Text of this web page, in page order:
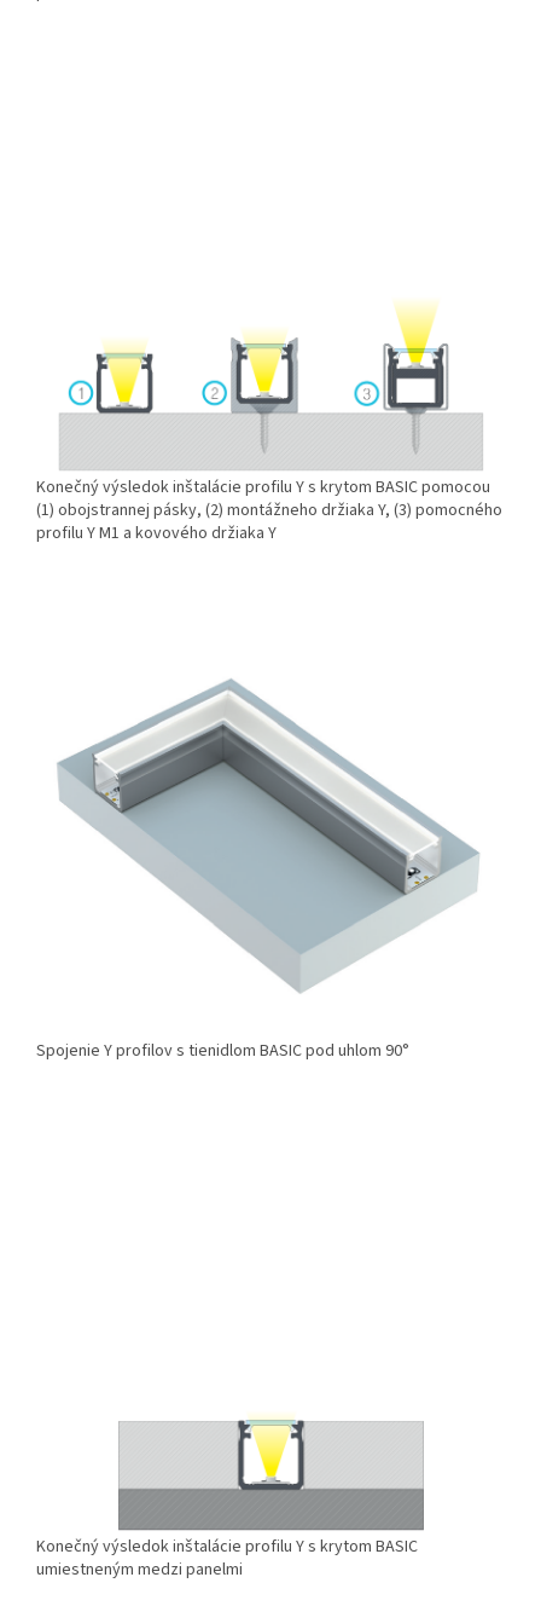
Konečný výsledok inštalácie profilu Y s krytom BASIC pomocou
(1) obojstrannej pásky, (2) montážneho držiaka Y, (3) pomocného
profilu Y M1 a kovového držiaka Y
Spojenie Y profilov s tienidlom BASIC pod uhlom 90°
Konečný výsledok inštalácie profilu Y s krytom BASIC
umiestneným medzi panelmi